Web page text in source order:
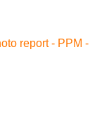
report - PPM -